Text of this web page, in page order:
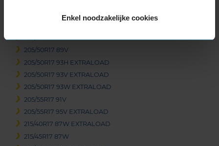
Enkel noodzakelijke cookies
205/50R17 89V
205/50R17 93H EXTRALOAD
205/50R17 93V EXTRALOAD
205/50R17 93W EXTRALOAD
205/55R17 91V
205/55R17 95V EXTRALOAD
215/40R17 87W EXTRALOAD
215/45R17 87W